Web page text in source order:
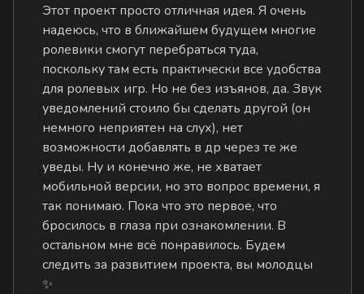
Этот проект просто отличная идея. Я очень
надеюсь, что в ближайшем будущем многие
ролевики смогут перебраться туда,
поскольку там есть практически все удобства
для ролевых игр. Но не без изъянов, да. Звук
уведомлений стоило бы сделать другой (он
немного неприятен на слух), нет
возможности добавлять в др через те же
уведы. Ну и конечно же, не хватает
мобильной версии, но это вопрос времени, я
так понимаю. Пока что это первое, что
бросилось в глаза при ознакомлении. В
остальном мне всё понравилось. Будем
следить за развитием проекта, вы молодцы
✨